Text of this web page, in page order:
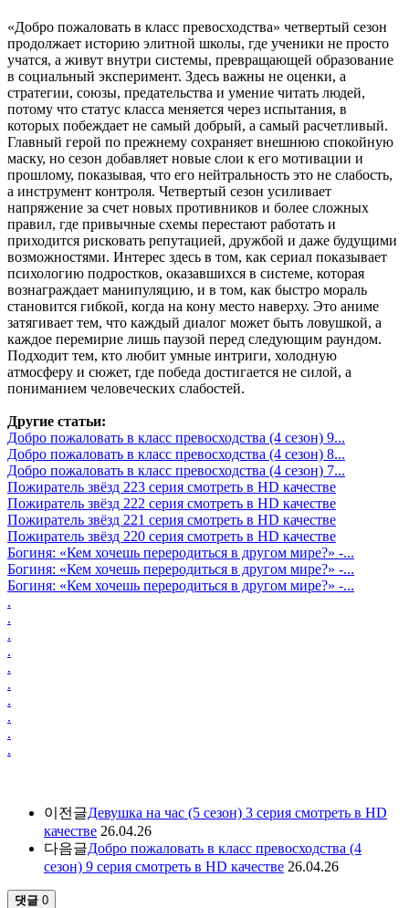
«Добро пожаловать в класс превосходства» четвертый сезон
продолжает историю элитной школы, где ученики не просто
учатся, а живут внутри системы, превращающей образование
в социальный эксперимент. Здесь важны не оценки, а
стратегии, союзы, предательства и умение читать людей,
потому что статус класса меняется через испытания, в
которых побеждает не самый добрый, а самый расчетливый.
Главный герой по прежнему сохраняет внешнюю спокойную
маску, но сезон добавляет новые слои к его мотивации и
прошлому, показывая, что его нейтральность это не слабость,
а инструмент контроля. Четвертый сезон усиливает
напряжение за счет новых противников и более сложных
правил, где привычные схемы перестают работать и
приходится рисковать репутацией, дружбой и даже будущими
возможностями. Интерес здесь в том, как сериал показывает
психологию подростков, оказавшихся в системе, которая
вознаграждает манипуляцию, и в том, как быстро мораль
становится гибкой, когда на кону место наверху. Это аниме
затягивает тем, что каждый диалог может быть ловушкой, а
каждое перемирие лишь паузой перед следующим раундом.
Подходит тем, кто любит умные интриги, холодную
атмосферу и сюжет, где победа достигается не силой, а
пониманием человеческих слабостей.
Другие статьи:
Добро пожаловать в класс превосходства (4 сезон) 9...
Добро пожаловать в класс превосходства (4 сезон) 8...
Добро пожаловать в класс превосходства (4 сезон) 7...
Пожиратель звёзд 223 серия смотреть в HD качестве
Пожиратель звёзд 222 серия смотреть в HD качестве
Пожиратель звёзд 221 серия смотреть в HD качестве
Пожиратель звёзд 220 серия смотреть в HD качестве
Богиня: «Кем хочешь переродиться в другом мире?» -...
Богиня: «Кем хочешь переродиться в другом мире?» -...
Богиня: «Кем хочешь переродиться в другом мире?» -...
.
.
.
.
.
.
.
.
.
.
이전글Девушка на час (5 сезон) 3 серия смотреть в HD
качестве 26.04.26
다음글Добро пожаловать в класс превосходства (4
сезон) 9 серия смотреть в HD качестве 26.04.26
댓글 0